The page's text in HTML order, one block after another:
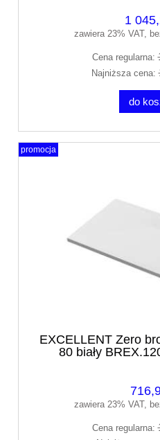
1
zawiera 23% VAT,
Cena regularna:
Najniższa cena:
do
EXCELLENT Zero
80 biały
zawiera 23% VAT,
Cena regularna:
promocja